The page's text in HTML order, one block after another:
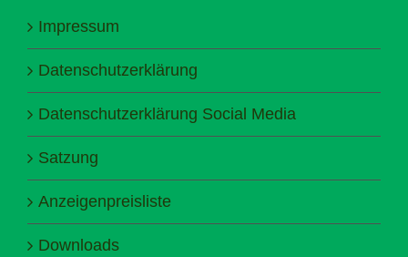
Impressum
Datenschutzerklärung
Datenschutzerklärung Social Media
Satzung
Anzeigenpreisliste
Downloads